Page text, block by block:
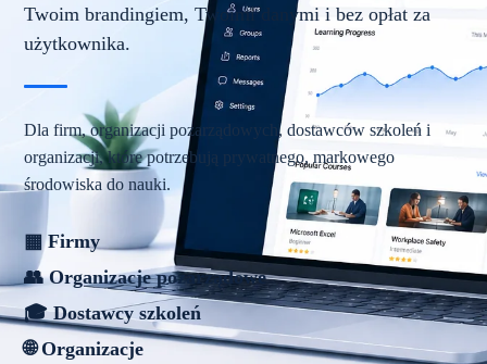
Twoim brandingiem, Twoimi danymi i bez opłat za
użytkownika.
Dla firm, organizacji pozarządowych, dostawców szkoleń i
organizacji, które potrzebują prywatnego, markowego
środowiska do nauki.
▦ Firmy
👥 Organizacje pozarządowe
🎓 Dostawcy szkoleń
🌐 Organizacje